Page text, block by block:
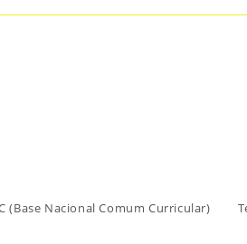
(Base Nacional Comum Curricular)